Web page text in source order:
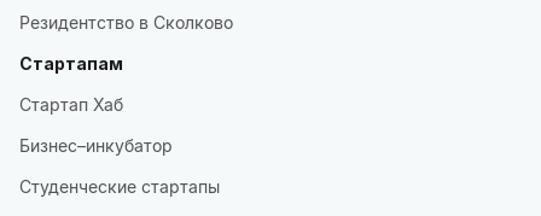
Резидентство в Сколково
Стартапам
Стартап Хаб
Бизнес–инкубатор
Студенческие стартапы